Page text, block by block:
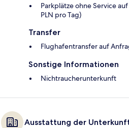
Parkplätze ohne Service
PLN pro Tag)
Transfer
Flughafentransfer auf
Sonstige Informationen
Nichtraucherunterkunft
Ausstattung der